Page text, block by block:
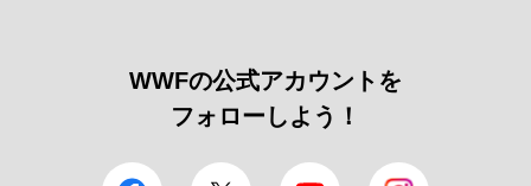
WWFの公式アカウントを
フォローしよう！
facebook Twitter YouTube